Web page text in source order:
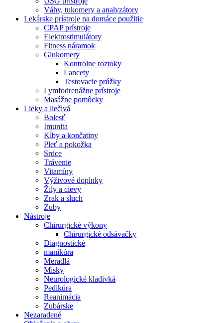
Váhy, tukomery a analyzátory
Lekárske prístroje na domáce použitie
CPAP prístroje
Elektrostimulátory
Fitness náramok
Glukomery
Kontrolne roztoky
Lancety
Testovacie prúžky
Lymfodrenážne prístroje
Masážne pomôcky
Lieky a liečivá
Bolesť
Imunita
Kĺby a končatiny
Pleť a pokožka
Srdce
Trávenie
Vitamíny
Výživové doplnky
Žily a cievy
Zrak a sluch
Zuby
Nástroje
Chirurgické výkony
Chirurgické odsávačky
Diagnostické
manikúra
Meradlá
Misky
Neurologické kladivká
Pedikúra
Reanimácia
Zubárske
Nezaradené